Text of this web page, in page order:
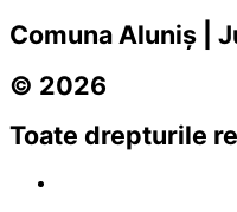
Comuna Aluniș |
© 2026
Toate drepturile